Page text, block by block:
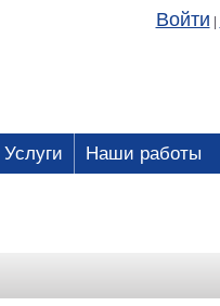
Войти
Услуги Наши работы